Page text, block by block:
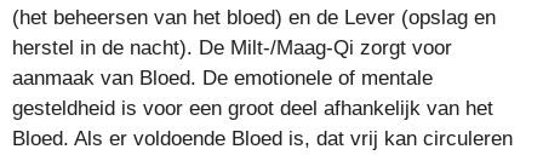
(het beheersen van het bloed) en de Lever (opslag en
herstel in de nacht). De Milt-/Maag-Qi zorgt voor
aanmaak van Bloed. De emotionele of mentale
gesteldheid is voor een groot deel afhankelijk van het
Bloed. Als er voldoende Bloed is, dat vrij kan circuleren